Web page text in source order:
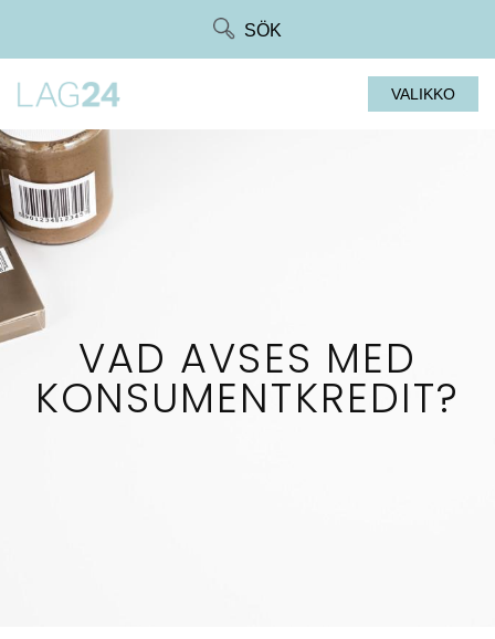
SÖK
VALIKKO
VAD AVSES MED
KONSUMENTKREDIT?